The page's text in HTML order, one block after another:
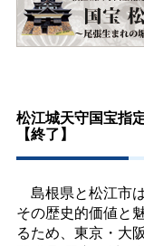
松江城天守国宝指
【終了】
島根県と松江市
その歴史的価値と
るため、東京・大